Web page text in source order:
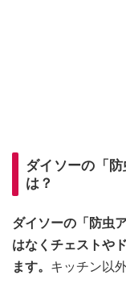
ダイソーの「
は？
ダイソーの「防虫
はなくチェストや
ます。 キッチン以